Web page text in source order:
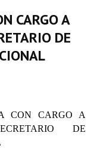
CARGO A
DE
CON CARGO A
DE